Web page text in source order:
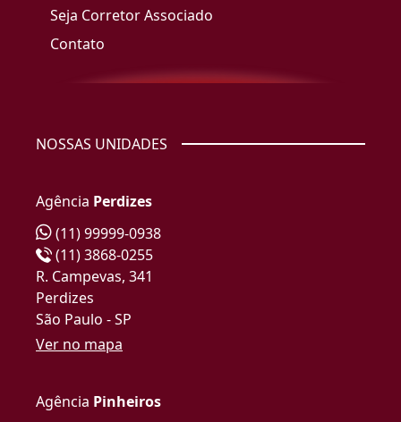
Seja Corretor Associado
Contato
NOSSAS UNIDADES
Agência Perdizes
(11) 99999-0938
(11) 3868-0255
R. Campevas, 341
Perdizes
São Paulo - SP
Ver no mapa
Agência Pinheiros